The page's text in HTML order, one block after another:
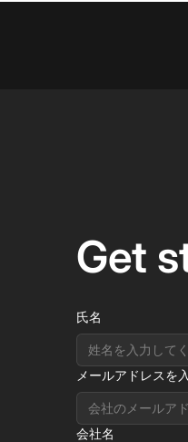
Get
氏名
メールアドレスを
会社名